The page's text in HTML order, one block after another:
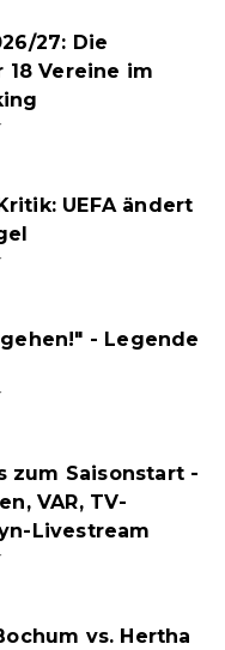
27: Die
Vereine im
UEFA ändert
- Legende
zum Saisonstart -
VAR, TV-
Livestream
vs. Hertha